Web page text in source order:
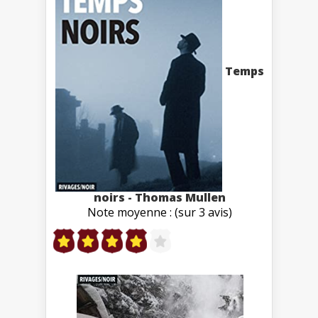
Temps
noirs - Thomas Mullen
Note moyenne : (sur 3 avis)